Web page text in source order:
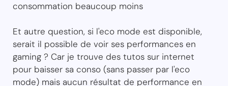
consommation beaucoup moins
Et autre question, si l'eco mode est disponible,
serait il possible de voir ses performances en
gaming ? Car je trouve des tutos sur internet
pour baisser sa conso (sans passer par l'eco
mode) mais aucun résultat de performance en